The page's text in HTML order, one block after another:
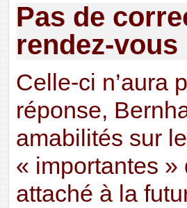
Pas de
rendez-vous
Celle-ci n’aura
réponse,
amabilités sur
« importantes »
attaché à la